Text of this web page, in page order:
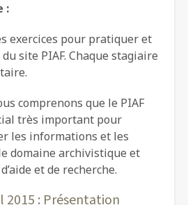
:
exercices pour pratiquer et
site PIAF. Chaque stagiaire
comprenons que le PIAF
très important pour
les informations et les
domaine archivistique et
et de recherche.
2015 : Présentation